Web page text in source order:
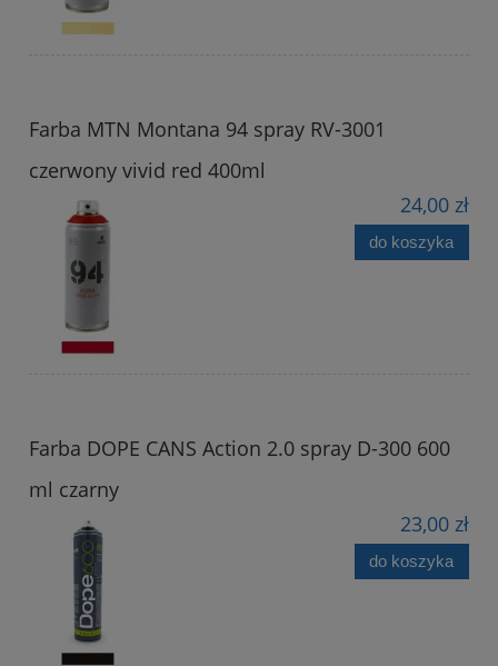
Farba MTN Montana 94 spray RV-3001
czerwony vivid red 400ml
24,00 zł
do koszyka
Farba DOPE CANS Action 2.0 spray D-300 600
ml czarny
23,00 zł
do koszyka